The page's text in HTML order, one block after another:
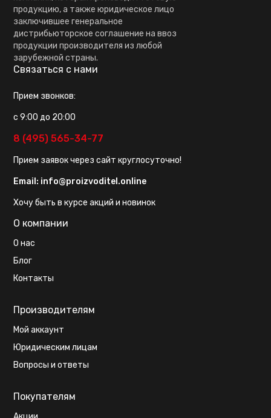
продукцию, а также юридическое лицо
заключившее генеральное
дистрибьюторское соглашение на ввоз
продукции производителя из любой
зарубежной страны.
Связаться с нами
Прием звонков:
с 9:00 до 20:00
8 (495) 565-34-77
Прием заявок через сайт круглосуточно!
Email: info@proizvoditel.online
Хочу быть в курсе акций и новинок
О компании
О нас
Блог
Контакты
Производителям
Мой аккаунт
Юридическим лицам
Вопросы и ответы
Покупателям